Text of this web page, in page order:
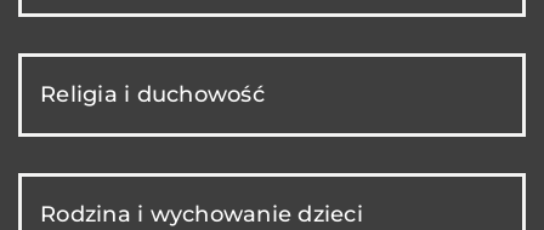
Religia i duchowość
Rodzina i wychowanie dzieci